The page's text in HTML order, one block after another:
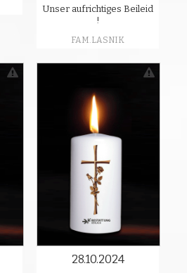
Unser aufrichtiges Beileid
!
FAM.LASNIK
28.10.2024